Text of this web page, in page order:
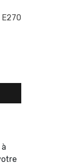
E270